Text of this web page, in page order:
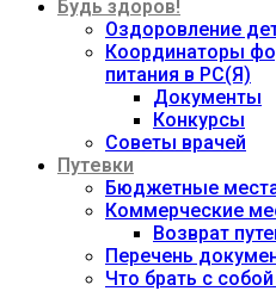
Будь здоров!
Оздоровление
Координаторы
питания в РС(Я)
Документы
Конкурсы
Советы врачей
Путевки
Бюджетные
Коммерческие
Возврат
Перечень
Что брать с